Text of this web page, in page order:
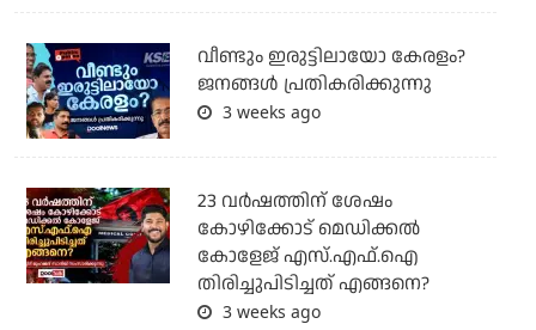
വീണ്ടും ഇരുട്ടിലായോ കേരളം?
ജനങ്ങൾ പ്രതികരിക്കുന്നു
3 weeks ago
23 വർഷത്തിന് ശേഷം
കോഴിക്കോട് മെഡിക്കൽ
കോളേജ് എസ്.എഫ്.ഐ
തിരിച്ചുപിടിച്ചത് എങ്ങനെ?
3 weeks ago